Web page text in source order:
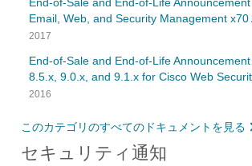
Email, Web, and Security Management x70
2017
End-of-Sale and End-of-Life
8.5.x, 9.0.x, and 9.1.x for Cisco Web
2016
このカテゴリのすべてのドキュメントを見る
セキュリティ通知